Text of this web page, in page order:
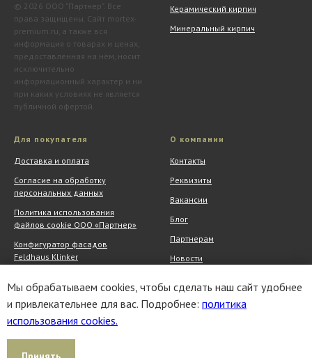
© 2026 ООО "Партнер". Все
права защищены. Сайт mortex-
premium.ru, а также вся
информация о товарах и ценах,
предоставленная на нём, носит
исключительно
информационный характер и ни
при каких условиях не является
публичной офертой.
Керамический кирпич
Минеральный кирпич
Для покупателя
Доставка и оплата
Согласие на обработку
персональных данных
Политика использования
файлов cookie ООО «Партнер»
Конфигуратор фасадов
Feldhaus Klinker
О компании
Контакты
Реквизиты
Вакансии
Блог
Партнерам
Новости
АрхитектурНО
Мы обрабатываем cookies, чтобы сделать наш сайт удобнее
и привлекательнее для вас. Подробнее: политика
использования cookies.